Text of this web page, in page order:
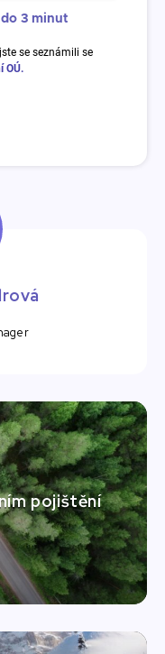
pojištění